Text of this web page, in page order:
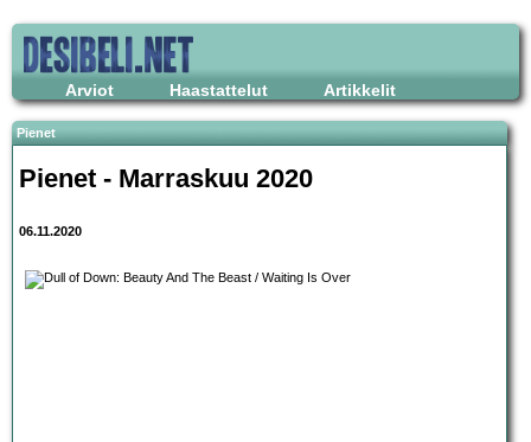
Arviot Haastattelut Artikkelit
Pienet
Pienet - Marraskuu 2020
06.11.2020